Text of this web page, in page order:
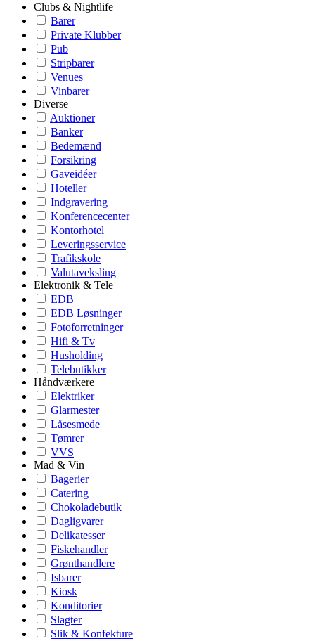
Clubs & Nightlife
Barer
Private Klubber
Pub
Stripbarer
Venues
Vinbarer
Diverse
Auktioner
Banker
Bedemænd
Forsikring
Gaveidéer
Hoteller
Indgravering
Konferencecenter
Kontorhotel
Leveringsservice
Trafikskole
Valutaveksling
Elektronik & Tele
EDB
EDB Løsninger
Fotoforretninger
Hifi & Tv
Husholding
Telebutikker
Håndværkere
Elektriker
Glarmester
Låsesmede
Tømrer
VVS
Mad & Vin
Bagerier
Catering
Chokoladebutik
Dagligvarer
Delikatesser
Fiskehandler
Grønthandlere
Isbarer
Kiosk
Konditorier
Slagter
Slik & Konfekture